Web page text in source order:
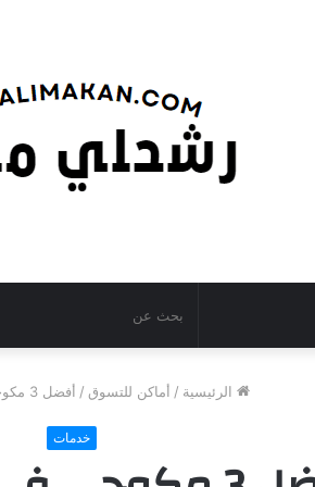
الرئيسية / أماكن للتسوق / أفضل 3 مكوجي في وسط البلد
خدمات